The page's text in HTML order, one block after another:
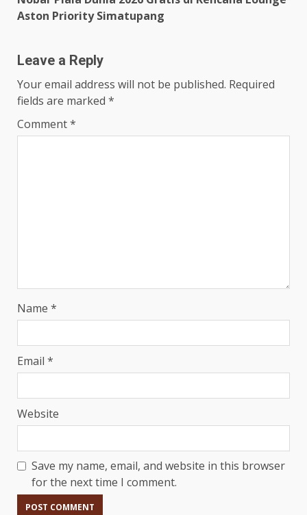
Aston Priority Simatupang
Leave a Reply
Your email address will not be published. Required
fields are marked *
Comment*
Name *
Email *
Website
Save my name, email, and website in this browser
for the next time I comment.